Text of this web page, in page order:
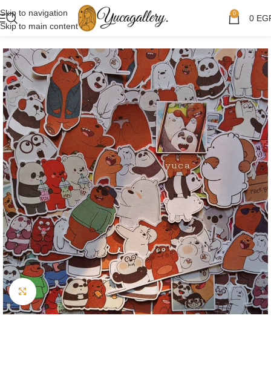
Skip to navigation
Skip to main content
0 0
Click to enlarge